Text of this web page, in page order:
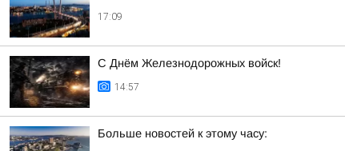
17:09
С Днём Железнодорожных войск!
14:57
Больше новостей к этому часу: